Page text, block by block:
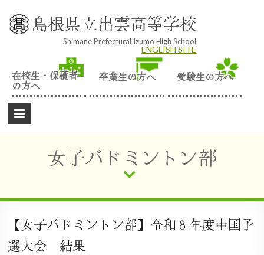
content 島根県立出雲高等学校
Shimane Prefectural Izumo High School
ENGLISH SITE
在校生・保護者
の方へ
卒業生の方へ 受験生の方へ
女子バドミントン部
【女子バドミントン部】令和８年度中国予
選大会 結果